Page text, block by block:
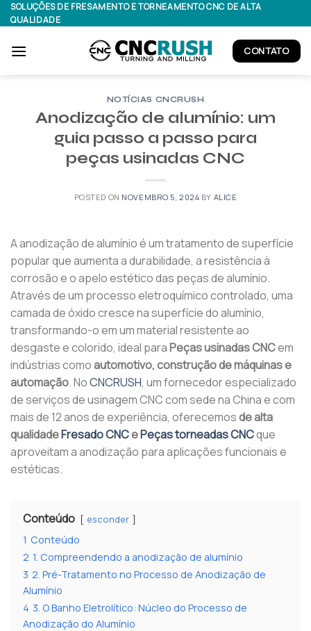
Skip
to
SOLUÇÕES DE FRESAMENTO E TORNEAMENTO CNC DE ALTA
QUALIDADE
CONTATO
NOTÍCIAS CNCRUSH
Anodização de alumínio: um
guia passo a passo para
peças usinadas CNC
POSTED ON NOVEMBRO 5, 2024 BY ALICE
A anodização de alumínio é um tratamento de superfície
popular que aumenta a durabilidade, a resistência à
corrosão e o apelo estético das peças de alumínio.
Através de um processo eletroquímico controlado, uma
camada de óxido cresce na superfície do alumínio,
transformando-o em um material resistente ao
desgaste e colorido, ideal paraPeças usinadas CNCem
indústrias como automotivo, construção de máquinas e
automação. NoCNCRUSH, um fornecedor especializado
de serviços de usinagem CNC com sede na China e com
mais de 12 anos de experiência, oferecemosde alta
qualidadeFresado CNCePeças torneadas CNCque
aproveitam a anodização para aplicações funcionais e
estéticas.
Conteúdo esconder
1 Conteúdo
2 1. Compreendendo a anodização de alumínio
3 2. Pré-Tratamento no Processo de Anodização de
Alumínio
4 3. O Banho Eletrolítico: Núcleo do Processo de
Anodização do Alumínio